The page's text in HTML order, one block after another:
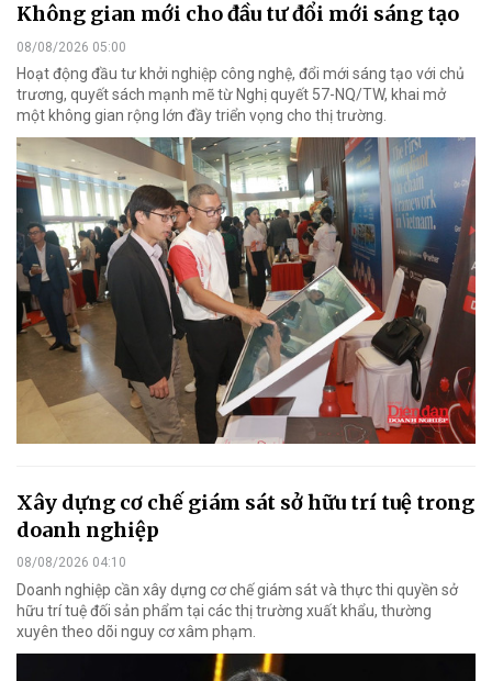
Không gian mới cho đầu tư đổi mới sáng tạo
08/08/2026 05:00
Hoạt động đầu tư khởi nghiệp công nghệ, đổi mới sáng tạo với chủ
trương, quyết sách mạnh mẽ từ Nghị quyết 57-NQ/TW, khai mở
một không gian rộng lớn đầy triển vọng cho thị trường.
Xây dựng cơ chế giám sát sở hữu trí tuệ trong
doanh nghiệp
08/08/2026 04:10
Doanh nghiệp cần xây dựng cơ chế giám sát và thực thi quyền sở
hữu trí tuệ đối sản phẩm tại các thị trường xuất khẩu, thường
xuyên theo dõi nguy cơ xâm phạm.